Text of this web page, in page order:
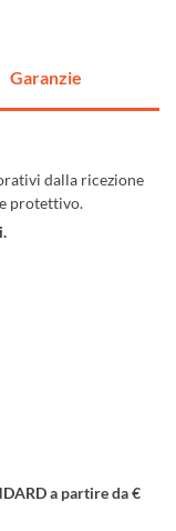
Garanzie
dalla ricezione
protettivo.
a partire da €